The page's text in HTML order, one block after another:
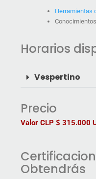
Herramientas
Horarios
Vespertino
Precio
Valor CLP $ 315.000
Obtendrás